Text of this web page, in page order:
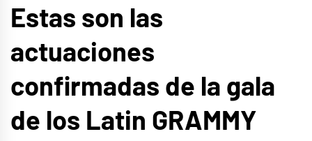
Estas son las
actuaciones
confirmadas de la gala
de los Latin GRAMMY